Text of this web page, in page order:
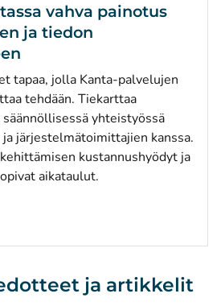
vahva painotus
ja tiedon
tapaa, jolla Kanta-palvelujen
tehdään. Tiekarttaa
yhteistyössä
järjestelmätoimittajien kanssa.
kustannushyödyt ja
aikataulut.
ja artikkelit